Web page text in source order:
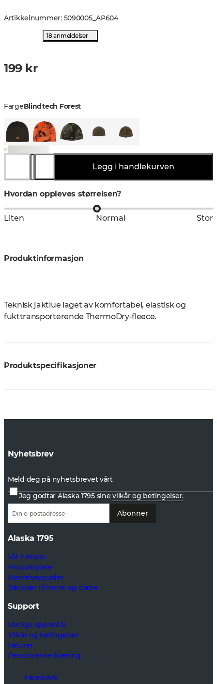
Artikkelnummer: 5090005_AP604
18 anmeldelser
199 kr
FargeBlindtech Forest
Legg i handlekurven
Hvordan oppleves størrelsen?
Liten Normal Stor
Produktinformasjon
Teknisk jaktlue laget av komfortabel, elastisk og
fukttransporterende ThermoDry-fleece.
Produktspecifikasjoner
Nyhetsbrev
Meld deg på nyhetsbrevet vårt
Jeg godtar Alaska 1795 sinevilkår og betingelser.
Abonner
Alaska 1795
Vår historie
Produktpleie
Størrelsesguider
Jaktklær til herre og dame
Support
Vanlige spørsmål
Vilkår og betingelser
Returer
Personvernerklæring
Facebook